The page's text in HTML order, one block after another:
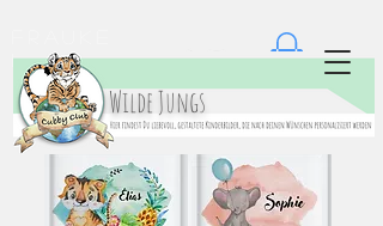
Eickert
Wilde Jungs